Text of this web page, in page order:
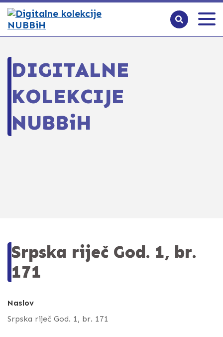
DIGITALNE
KOLEKCIJE
NUBBiH
Srpska riječ God. 1, br.
171
Naslov
Srpska riječ God. 1, br. 171